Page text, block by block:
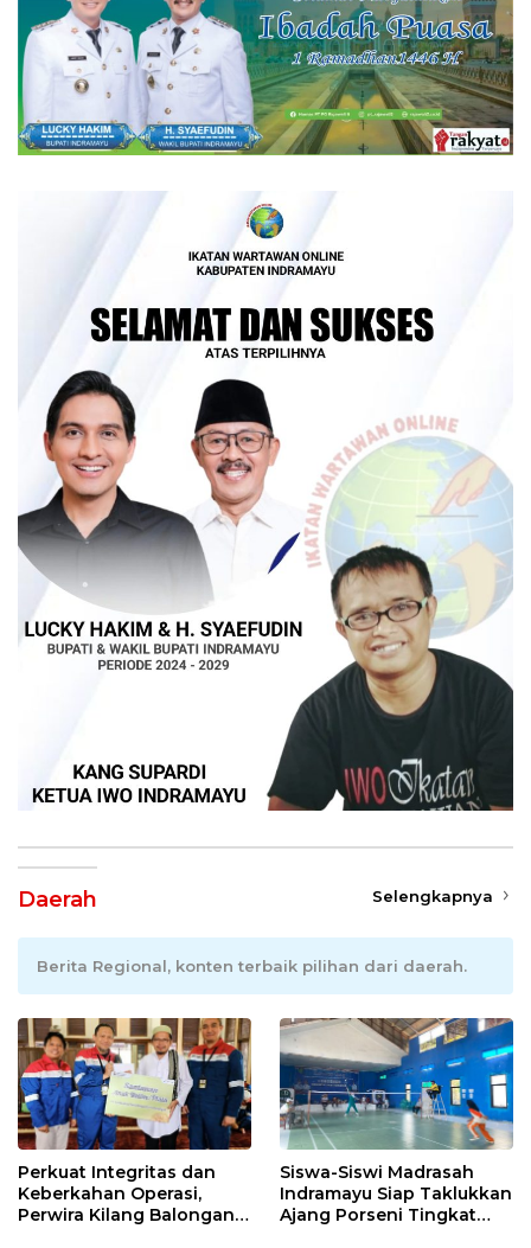
Daerah Selengkapnya
Berita Regional, konten terbaik pilihan dari daerah.
Perkuat Integritas dan
Keberkahan Operasi,
Perwira Kilang Balongan
Siswa-Siswi Madrasah
Indramayu Siap Taklukkan
Ajang Porseni Tingkat